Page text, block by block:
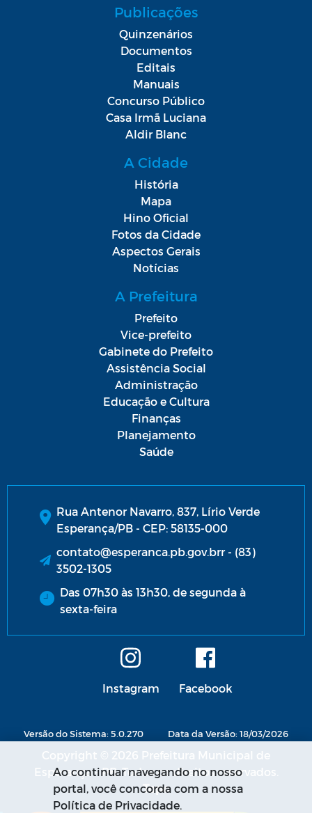
Publicações
Quinzenários
Documentos
Editais
Manuais
Concurso Público
Casa Irmã Luciana
Aldir Blanc
A Cidade
História
Mapa
Hino Oficial
Fotos da Cidade
Aspectos Gerais
Notícias
A Prefeitura
Prefeito
Vice-prefeito
Gabinete do Prefeito
Assistência Social
Administração
Educação e Cultura
Finanças
Planejamento
Saúde
Rua Antenor Navarro, 837, Lírio Verde
Esperança/PB - CEP: 58135-000
contato@esperanca.pb.gov.brr - (83)
3502-1305
Das 07h30 às 13h30, de segunda à
sexta-feira
Instagram Facebook
Versão do Sistema: 5.0.270 Data da Versão: 18/03/2026
Copyright © 2026 Prefeitura Municipal de
Esperança - PB. Todos os direitos reservados.
Ao continuar navegando no nosso
portal, você concorda com a nossa
Política de Privacidade.